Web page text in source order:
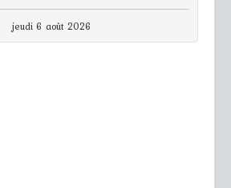
jeudi 6 août 2026